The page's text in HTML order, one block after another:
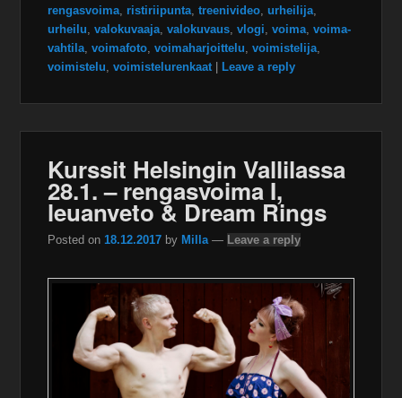
rengasvoima, ristiriipunta,treenivideo,urheilija,
urheilu,valokuvaaja,valokuvaus,vlogi,voima,voima-
vahtila,voimafoto,voimaharjoittelu,voimistelija,
voimistelu,voimistelurenkaat Leave a reply
Kurssit Helsingin Vallilassa
28.1. – rengasvoima I,
leuanveto & Dream Rings
Posted on 18.12.2017 by Milla — Leave a reply